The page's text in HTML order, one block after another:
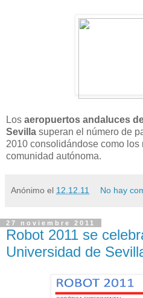
Los aeropuertos andaluces
Sevilla superan el número de
2010 consolidándose como los
comunidad autónoma.
Anónimo el 12.12.11 No hay
27 noviembre 2011
Robot 2011 se
Universidad de